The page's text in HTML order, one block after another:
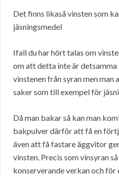
Det finns likaså vinsten som
jäsningsmedel
Ifall du har hört talas om
om att detta inte är
vinstenen från syran men man
saker som till exempel för
Då man bakar så kan man
bakpulver därför att få en
även att få fastare äggvitor
vinsten. Precis som vinsyran
konserverande verkan och för